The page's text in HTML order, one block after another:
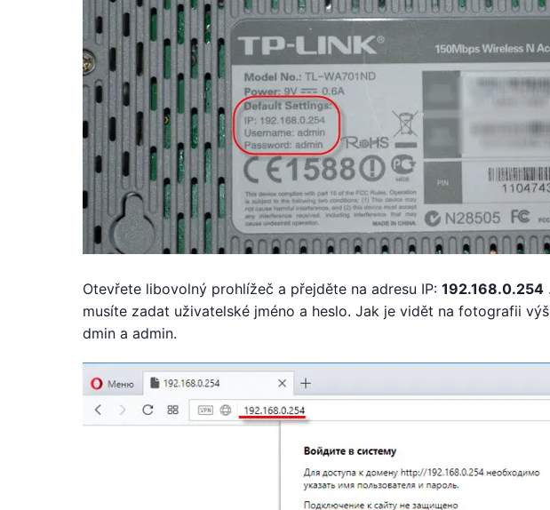
Otevřete libovolný prohlížeč a přejděte na adresu IP: 192.168.0.254
musíte zadat uživatelské jméno a heslo. Jak je vidět na fotografii
dmin a admin.